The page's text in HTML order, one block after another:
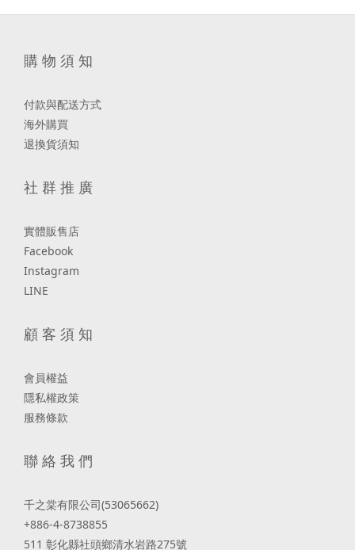
購 物 須 知
付款與配送方式
海外購買
退換貨須知
社 群 推 廣
實體販售店
Facebook
Instagram
LINE
顧 客 須 知
會員權益
隱私權政策
服務條款
聯 絡 我 們
千之棠有限公司(53065662)
+886-4-8738855
511 彰化縣社頭鄉清水岩路275號